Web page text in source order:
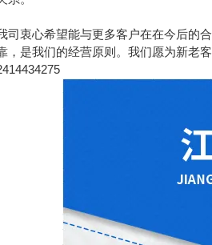
司衷心希望能与更多客户在在今后的
，是我们的经营原则。我们愿为新老